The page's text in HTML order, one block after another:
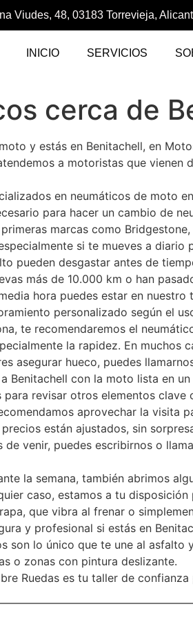
Viudes, 48, 03183 Torrevieja,
INICIO SERVICIOS
cerca de
y estás en Benitachell, en
a motoristas que
en neumáticos de moto
para hacer un cambio de
marcas como
si te mueves a
pueden desgastar antes de
más de 10.000 km o han
hora puedes estar en
personalizado según el
te recomendaremos el
la rapidez. En
asegurar hueco, puedes
Benitachell con la moto lista en un
revisar otros elementos
aprovechar la visita
están ajustados, sin
venir, puedes escribirnos o
la semana, también abrimos
caso, estamos a tu
que vibra al frenar o
y profesional si estás en
son lo único que te une al
o zonas con pintura deslizante.
Ruedas es tu taller de